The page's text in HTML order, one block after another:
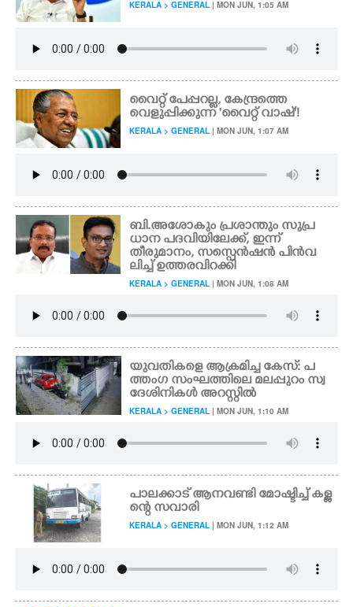
KERALA > GENERAL | MON JUN, 1:05 AM
വൈറ്റ് പേപ്പറല്ല, കേന്ദ്രത്തെ
വെളുപ്പിക്കുന്ന 'വൈറ്റ് വാഷ്'!
KERALA > GENERAL | MON JUN, 1:07 AM
ബി.അശോകും പ്രശാന്തും സുപ്ര
ധാന പദവിയിലേക്ക്, ഇന്ന്
തീരുമാനം, സസ്പെൻഷൻ പിൻവ
ലിച്ച് ഉത്തരവിറക്കി
KERALA > GENERAL | MON JUN, 1:08 AM
യുവതികളെ ആക്രമിച്ച കേസ്: പ
ത്തംഗ സംഘത്തിലെ മലപ്പുറം സ്വ
ദേശിനികൾ അറസ്റ്റിൽ
KERALA > GENERAL | MON JUN, 1:10 AM
പാലക്കാട് ആനവണ്ടി മോഷ്ടിച്ച് കള്ള
ന്റെ സവാരി
KERALA > GENERAL | MON JUN, 1:12 AM